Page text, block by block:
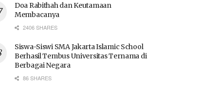
Doa Rabithah dan Keutamaan
Membacanya
2406 SHARES
Siswa-Siswi SMA Jakarta Islamic School
Berhasil Tembus Universitas Ternama di
Berbagai Negara
86 SHARES